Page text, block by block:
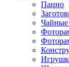
Панно